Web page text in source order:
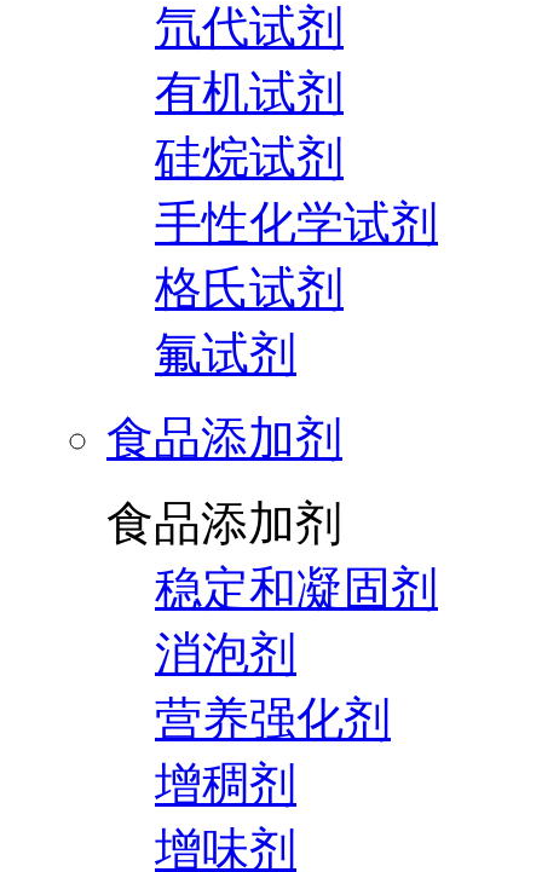
氘代试剂
有机试剂
硅烷试剂
手性化学试剂
格氏试剂
氟试剂
食品添加剂
食品添加剂
稳定和凝固剂
消泡剂
营养强化剂
增稠剂
增味剂